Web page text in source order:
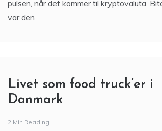
Danmark